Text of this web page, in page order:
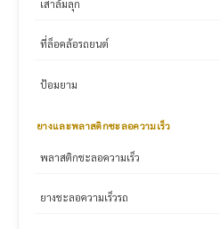
เสาล้มลุก
ที่ล็อคล้อรถยนต์
ป้อมยาม
ยางและพลาสติกชะลอความเร็ว
พลาสติกชะลอความเร็ว
ยางชะลอความเร็วรถ